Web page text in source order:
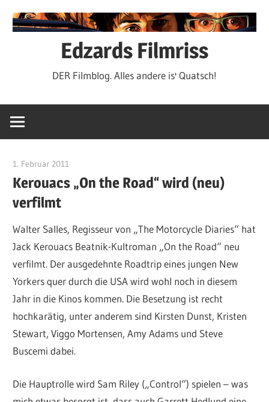
Inhalt
Edzards Filmriss
DER Filmblog. Alles andere is' Quatsch!
1. Februar 2011
Kerouacs „On the Road“ wird (neu)
verfilmt
Walter Salles, Regisseur von „The Motorcycle Diaries“ hat
Jack Kerouacs Beatnik-Kultroman „On the Road“ neu
verfilmt. Der ausgedehnte Roadtrip eines jungen New
Yorkers quer durch die USA wird wohl noch in diesem
Jahr in die Kinos kommen. Die Besetzung ist recht
hochkarätig, unter anderem sind Kirsten Dunst, Kristen
Stewart, Viggo Mortensen, Amy Adams und Steve
Buscemi dabei.
Die Hauptrolle wird Sam Riley („Control“) spielen – was